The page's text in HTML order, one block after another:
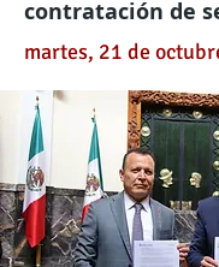
contratación de
martes, 21 de